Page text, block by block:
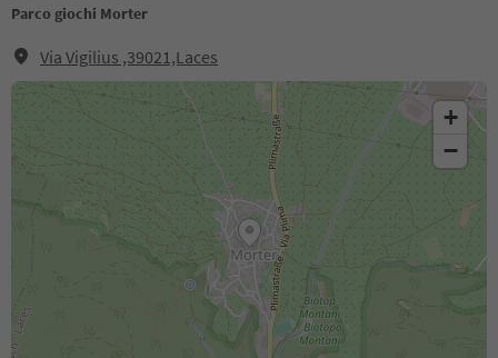
Parco giochi Morter
Via Vigilius ,39021,Laces
+
−